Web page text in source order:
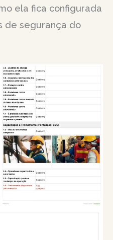
ela fica configurada
de segurança do